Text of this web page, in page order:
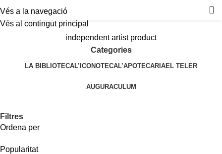
Vés a la navegació
Vés al contingut principal
independent artist product
Categories
LA BIBLIOTECAL’ICONOTECAL’APOTECARIAEL TELER
AUGURACULUM
Filtres
Ordena per
Popularitat